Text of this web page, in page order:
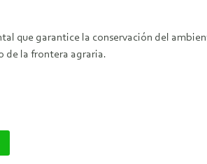
que garantice la conservación del
de la frontera agraria.